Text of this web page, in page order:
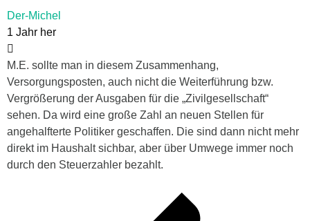
Der-Michel
1 Jahr her
M.E. sollte man in diesem Zusammenhang,
Versorgungsposten, auch nicht die Weiterführung bzw.
Vergrößerung der Ausgaben für die „Zivilgesellschaft“
sehen. Da wird eine große Zahl an neuen Stellen für
angehalfterte Politiker geschaffen. Die sind dann nicht mehr
direkt im Haushalt sichbar, aber über Umwege immer noch
durch den Steuerzahler bezahlt.